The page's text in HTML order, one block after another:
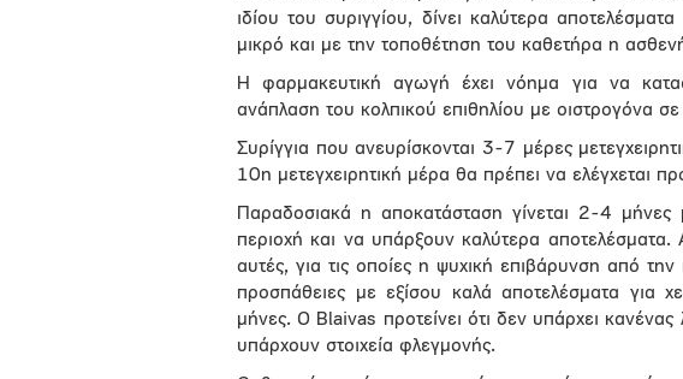
ιδίου του συριγγίου, δίνει καλύτερα
μικρό και με την τοποθέτηση του καθετήρα η
Η φαρμακευτική αγωγή έχει νόημα για να
ανάπλαση του κολπικού επιθηλίου με οιστρογόνα
Συρίγγια που ανευρίσκονται 3-7 μέρες
10η μετεγχειρητική μέρα θα πρέπει να ελέγχεται
Παραδοσιακά η αποκατάσταση γίνεται 2-4
περιοχή και να υπάρξουν καλύτερα αποτελέσματα.
αυτές, για τις οποίες η ψυχική επιβάρυνση από
προσπάθειες με εξίσου καλά αποτελέσματα για
μήνες. O Blaivas προτείνει ότι δεν υπάρχει
υπάρχουν στοιχεία φλεγμονής.